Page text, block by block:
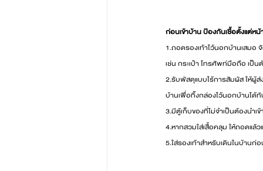
ก่อนเข้าบ้าน ป้องกันเชื้อตั้งแต่ห
1.ถอดรองเท้าไว้นอกบ้านเสมอ
เช่น กระเป๋า โทรศัพท์มือถือ เป็น
2.รับพัสดุแบบไร้การสัมผัส ให้ผู้ส่
บ้านเพื่อทิ้งกล่องไว้นอกบ้านได้
3.มีตู้เก็บของที่ไม่จำเป็นต้องนำเ
4.หากสวมใส่เสื้อคลุม ให้ถอดแล้
5.ใส่รองเท้าสำหรับเดินในบ้านก่